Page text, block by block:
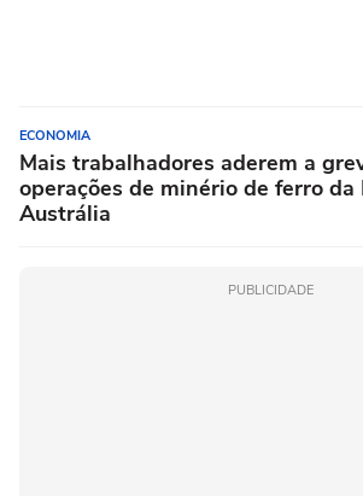
ECONOMIA
Mais trabalhadores aderem a
operações de minério de ferro da
Austrália
PUBLICIDADE